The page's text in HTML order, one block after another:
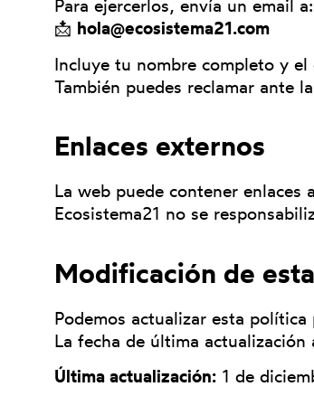
Para ejercerlos, envía un email a:
📩 hola@ecosistema21.com
Incluye tu nombre completo y el
También puedes reclamar ante
Enlaces externos
La web puede contener enlaces
Ecosistema21 no se
Modificación de
Podemos actualizar esta
La fecha de última actualización
Última actualización: 1 de